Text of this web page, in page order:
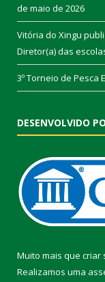
de maio de 2026
Vitória do Xingu
Diretor(a) das
3º Torneio de Pesca
DESENVOLVIDO
Muito mais que criar
Realizamos uma